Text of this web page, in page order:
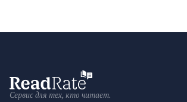
Сервис для тех, кто читает.